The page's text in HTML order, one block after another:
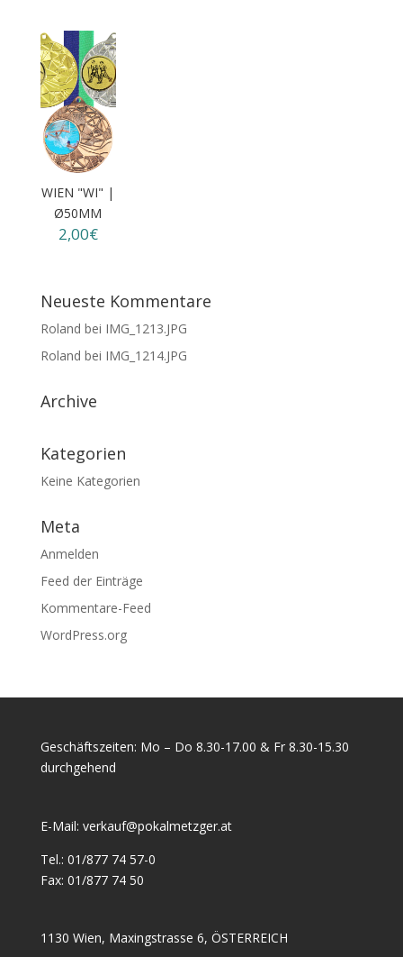
WIEN "WI" |
Ø50MM
2,00€
Neueste Kommentare
Roland bei IMG_1213.JPG
Roland bei IMG_1214.JPG
Archive
Kategorien
Keine Kategorien
Meta
Anmelden
Feed der Einträge
Kommentare-Feed
WordPress.org
Geschäftszeiten: Mo – Do 8.30-17.00 & Fr 8.30-15.30
durchgehend
E-Mail: verkauf@pokalmetzger.at
Tel.: 01/877 74 57-0
Fax: 01/877 74 50
1130 Wien, Maxingstrasse 6, ÖSTERREICH